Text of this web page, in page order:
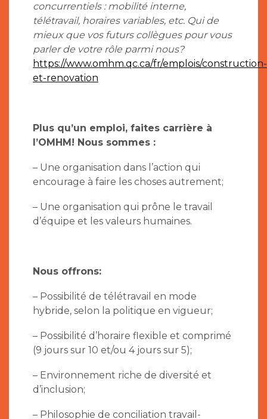
concurrentiels : mobilité interne,
télétravail, horaires variables, etc. Qui de
mieux que vos futurs collègues pour vous
parler de votre rôle parmi nous?
https://www.omhm.qc.ca/fr/emplois/construction-
et-renovation
Plus qu’un emploi, faites carrière à
l’OMHM! Nous sommes :
– Une organisation dans l’action qui
encourage à faire les choses autrement;
– Une organisation qui prône le travail
d’équipe et les valeurs humaines.
Nous offrons:
– Possibilité de télétravail en mode
hybride, selon la politique en vigueur;
– Possibilité d’horaire flexible et comprimé
(9 jours sur 10 et/ou 4 jours sur 5);
– Environnement riche de diversité et
d’inclusion;
– Philosophie de conciliation travail-